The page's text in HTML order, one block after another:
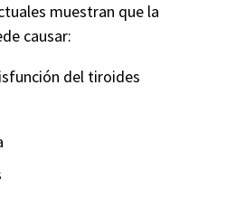
muestran que la
causar:
del tiroides